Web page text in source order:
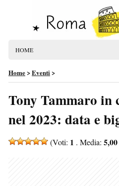
HOME
Home>Eventi>
Tony Tammaro in
nel 2023: data e
(Voti: 1 . Media: 5,00